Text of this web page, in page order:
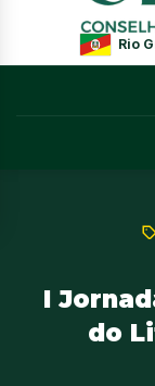
Rio
I
do